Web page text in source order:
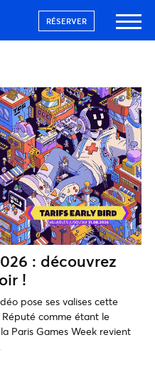
RÉSERVER
: découvrez
!
pose ses valises cette
comme étant le
Paris Games Week revient